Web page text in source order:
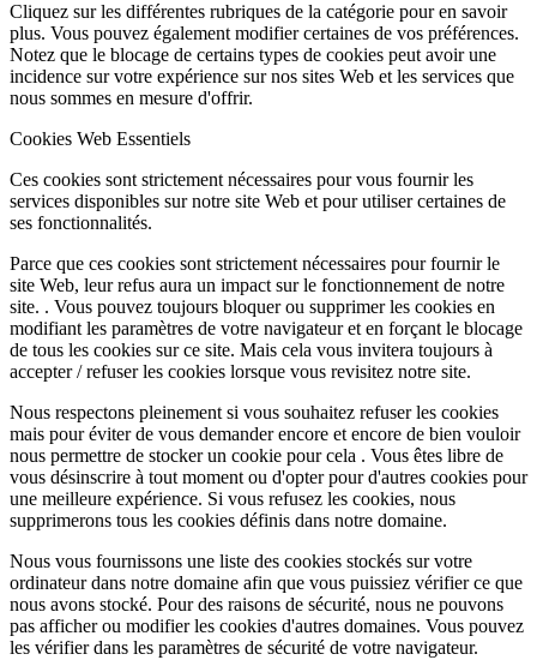
Cliquez sur les différentes rubriques de la catégorie pour en savoir
plus. Vous pouvez également modifier certaines de vos préférences.
Notez que le blocage de certains types de cookies peut avoir une
incidence sur votre expérience sur nos sites Web et les services que
nous sommes en mesure d'offrir.
Cookies Web Essentiels
Ces cookies sont strictement nécessaires pour vous fournir les
services disponibles sur notre site Web et pour utiliser certaines de
ses fonctionnalités.
Parce que ces cookies sont strictement nécessaires pour fournir le
site Web, leur refus aura un impact sur le fonctionnement de notre
site. . Vous pouvez toujours bloquer ou supprimer les cookies en
modifiant les paramètres de votre navigateur et en forçant le blocage
de tous les cookies sur ce site. Mais cela vous invitera toujours à
accepter / refuser les cookies lorsque vous revisitez notre site.
Nous respectons pleinement si vous souhaitez refuser les cookies
mais pour éviter de vous demander encore et encore de bien vouloir
nous permettre de stocker un cookie pour cela . Vous êtes libre de
vous désinscrire à tout moment ou d'opter pour d'autres cookies pour
une meilleure expérience. Si vous refusez les cookies, nous
supprimerons tous les cookies définis dans notre domaine.
Nous vous fournissons une liste des cookies stockés sur votre
ordinateur dans notre domaine afin que vous puissiez vérifier ce que
nous avons stocké. Pour des raisons de sécurité, nous ne pouvons
pas afficher ou modifier les cookies d'autres domaines. Vous pouvez
les vérifier dans les paramètres de sécurité de votre navigateur.